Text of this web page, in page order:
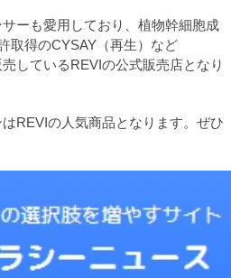
ーも愛用しており、植物幹細胞成
取得のCYSAY（再生）など
しているREVIの公式販売店となり
REVIの人気商品となります。ぜひ